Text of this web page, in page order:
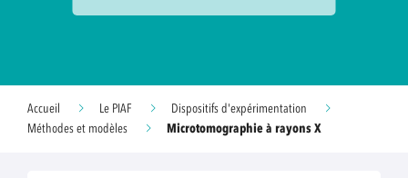
Accueil Le PIAF
Dispositifs d'expérimentation
Méthodes et modèles
Microtomographie à rayons X